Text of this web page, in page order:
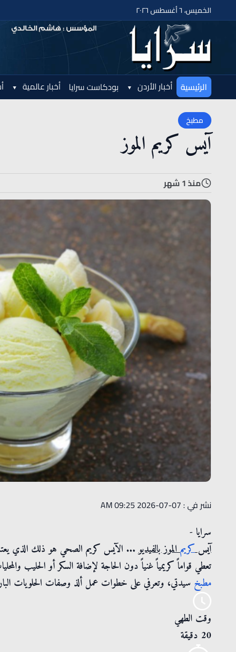
الخميس، ٦ أغسطس ٢٠٢٦
الرئيسية أخبار الأردن بودكاست سرايا أخبار عالمية
مطبخ
آيس كريم الموز
منذ 1 شهر
نشر في : 07-07-2026 09:25 AM
سرايا -
آيسكريمالموز بالفيديو... الآيس كريم الصحي هو ذلك الذي يعتمد
تعطي قواماً كريمياً غنياً دون الحاجة لإضافة السكر أو الحليب
مطبخ سيدتي، وتعرفي على خطوات عمل ألذ وصفات الحلويات
وقت الطهي
20 دقيقة